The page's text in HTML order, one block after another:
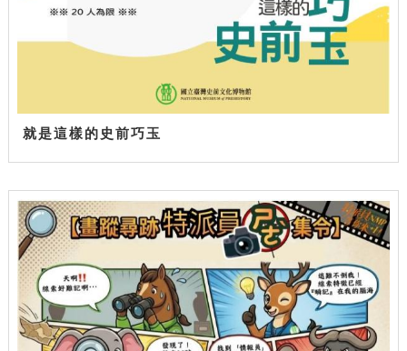
就是這樣的史前巧玉